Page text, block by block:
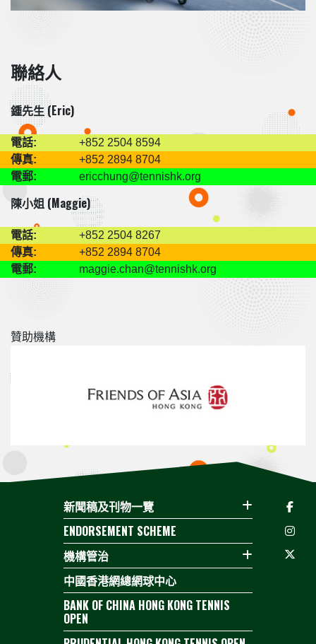
聯絡人
鍾先生 (Eric)
電話:
+852 2504 8594
傳真:
+852 2894 8704
電郵:
ericchung@tennishk.org
陳小姐 (Maggie)
電話:
+852 2504 8267
傳真:
+852 2894 8704
電郵:
maggie.chan@tennishk.org
贊助機構
新聞稿及刊物一覽
ENDORSEMENT SCHEME
機構管治
中國香港網總網球中心
BANK OF CHINA HONG KONG TENNIS
OPEN